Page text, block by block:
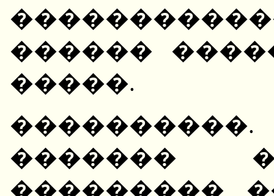
������
�����.
�������
���������